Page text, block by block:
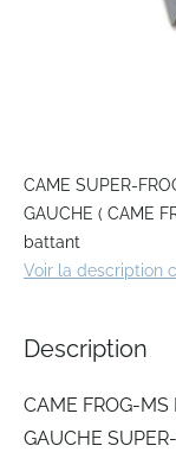
to
the
of
the
CAME SUPER-
GAUCHE ( CAME
battant
Voir la description
Description
CAME FROG-MS
GAUCHE